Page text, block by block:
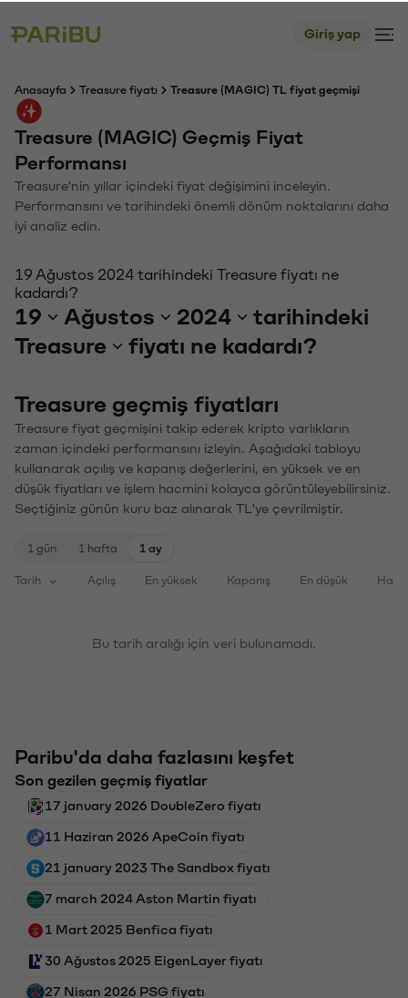
Giriş yap
Anasayfa Treasure fiyatı Treasure (MAGIC) TL fiyat geçmişi
Treasure (MAGIC) Geçmiş Fiyat
Performansı
Treasure'nin yıllar içindeki fiyat değişimini inceleyin.
Performansını ve tarihindeki önemli dönüm noktalarını daha
iyi analiz edin.
19 Ağustos 2024 tarihindeki Treasure fiyatı ne
kadardı?
19 Ağustos 2024
tarihindeki
Treasure
fiyatı ne kadardı?
Treasure geçmiş fiyatları
Treasure fiyat geçmişini takip ederek kripto varlıkların
zaman içindeki performansını izleyin. Aşağıdaki tabloyu
kullanarak açılış ve kapanış değerlerini, en yüksek ve en
düşük fiyatları ve işlem hacmini kolayca görüntüleyebilirsiniz.
Seçtiğiniz günün kuru baz alınarak TL'ye çevrilmiştir.
1 gün 1 hafta 1 ay
Tarih Açılış En yüksek Kapanış En düşük
Bu tarih aralığı için veri bulunamadı.
Paribu'da daha fazlasını keşfet
Son gezilen geçmiş fiyatlar
17 january 2026 DoubleZero fiyatı
11 Haziran 2026 ApeCoin fiyatı
21 january 2023 The Sandbox fiyatı
7 march 2024 Aston Martin fiyatı
1 Mart 2025 Benfica fiyatı
30 Ağustos 2025 EigenLayer fiyatı
27 Nisan 2026 PSG fiyatı